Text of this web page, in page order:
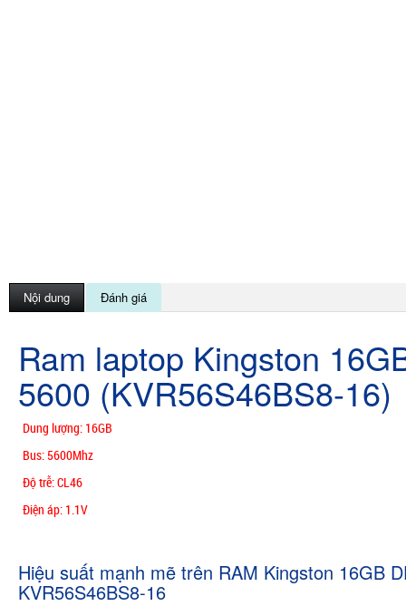
Nội dung Đánh giá
Ram laptop Kingston
5600 (KVR56S46BS8-16)
Dung lượng: 16GB
Bus: 5600Mhz
Độ trễ: CL46
Điện áp: 1.1V
Hiệu suất mạnh mẽ trên RAM Kingston 16GB
KVR56S46BS8-16